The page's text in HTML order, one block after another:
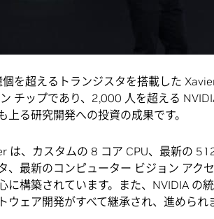
を超えるトランジスタを搭載した
チップであり、2,000 人を超える
上る研究開発への投資の成果です。
は、カスタムの 8 コア CPU、最新の
、最新のコンピューター ビジョン アク
に構築されています。また、NVIDIA の
ウェア開発がすべて継承され、進められ